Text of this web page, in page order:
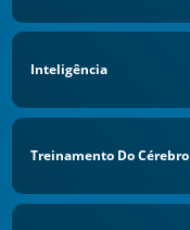
Inteligência
Treinamento Do Cérebro